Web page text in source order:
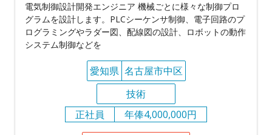
電気制御設計開発エンジニア 機械ごとに様々な制御プロ
グラムを設計します。PLCシーケンサ制御、電子回路のプ
ログラミングやラダー図、配線図の設計、ロボットの動作
システム制御などを
愛知県 名古屋市中区
技術
正社員
年俸4,000,000円